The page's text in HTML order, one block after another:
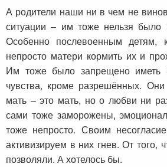
А родители наши ни в чем не
ситуации – им тоже нельзя было
Особенно послевоенным детям,
непросто матери кормить их и
Им тоже было запрещено иметь
чувства, кроме разрешённых. Они
мать – это мать, но о любви ни
сами тоже заморожены,
тоже непросто. Своим
активизируем в них гнев. От того,
позволяли. А хотелось бы.